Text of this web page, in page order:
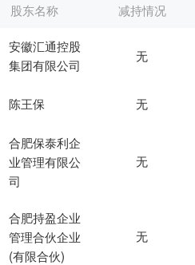
股东名称
安徽汇通控股
集团有限公司
陈王保
合肥保泰利企
业管理有限公
司
合肥持盈企业
管理合伙企业
(有限合伙)
减持情况
无
无
无
无